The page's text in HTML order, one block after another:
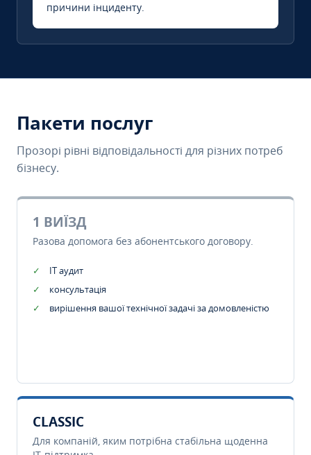
причини інциденту.
Пакети послуг
Прозорі рівні відповідальності для різних потреб
бізнесу.
1 ВИЇЗД
Разова допомога без абонентського договору.
IT аудит
консультація
вирішення вашої технічної задачі за домовленістю
CLASSIC
Для компаній, яким потрібна стабільна щоденна